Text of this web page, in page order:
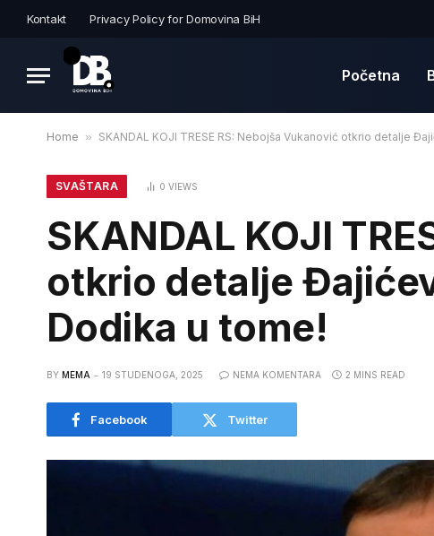
Kontakt Privacy Policy for Domovina BiH
Početna
Home » SKANDAL KOJI TRESE RS: Nebojša Vukanović otkrio detalje
SVAŠTARA 0 VIEWS
SKANDAL KOJI
otkrio detalje
Dodika u tome!
BY MEMA 19 STUDENOGA, 2025 NEMA KOMENTARA 2 MINS READ
Facebook Twitter